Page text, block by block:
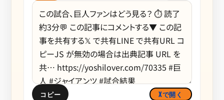
コピー Xで開く